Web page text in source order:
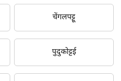
चेंगलपट्टू
पुदुकोट्टई